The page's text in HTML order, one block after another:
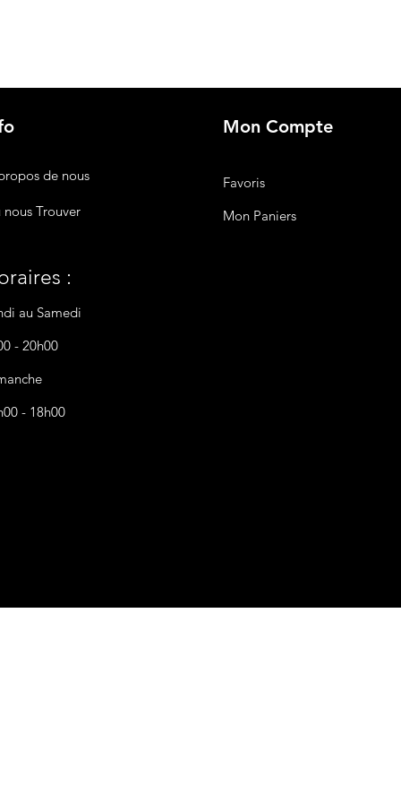
nous Trouver
:
au Samedi
- 20h00
- 18h00
de nous
Mon Compte
Favoris
Mon Paniers